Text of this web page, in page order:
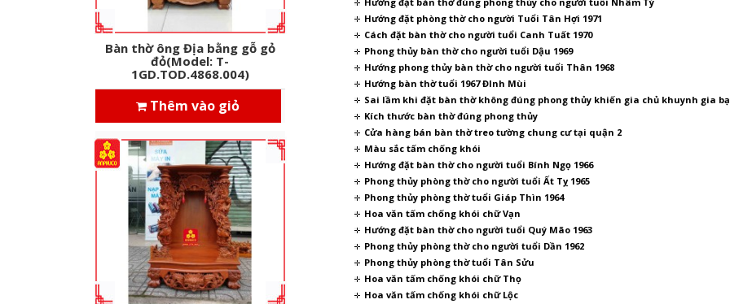
Bàn thờ ông Địa bằng gỗ gỏ
đỏ(Model: T-
1GD.TOD.4868.004)
Thêm vào giỏ
Hướng đặt phòng thờ cho người Tuổi Tân Hợi 1971
Cách đặt bàn thờ cho người tuổi Canh Tuất 1970
Phong thủy bàn thờ cho người tuổi Dậu 1969
Hướng phong thủy bàn thờ cho người tuổi Thân 1968
Hướng bàn thờ tuổi 1967 ĐInh Mùi
Sai lầm khi đặt bàn thờ không đúng phong thủy khiến gia chủ khuynh gia
Kích thước bàn thờ đúng phong thủy
Cửa hàng bán bàn thờ treo tường chung cư tại quận 2
Màu sắc tấm chống khói
Hướng đặt bàn thờ cho người tuổi Bính Ngọ 1966
Phong thủy phòng thờ cho người tuổi Ất Tỵ 1965
Phong thủy phòng thờ tuổi Giáp Thìn 1964
Hoa văn tấm chống khói chữ Vạn
Hướng đặt bàn thờ cho người tuổi Quý Mão 1963
Phong thủy phòng thờ cho người tuổi Dần 1962
Phong thủy phòng thờ tuổi Tân Sửu
Hoa văn tấm chống khói chữ Thọ
Hoa văn tấm chống khói chữ Lộc